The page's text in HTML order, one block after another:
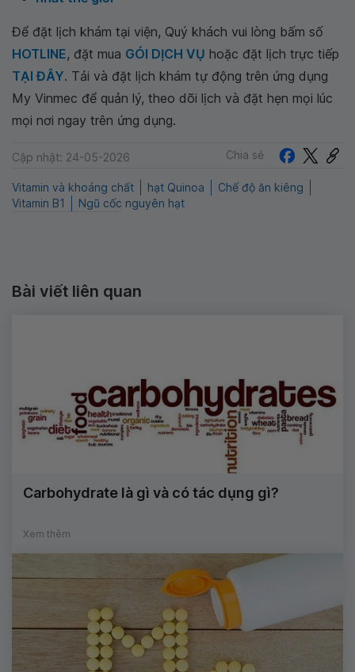
Để đặt lịch khám tại viện, Quý khách vui lòng bấm số
HOTLINE, đặt mua GÓI DỊCH VỤ hoặc đặt lịch trực tiếp
TẠI ĐÂY. Tải và đặt lịch khám tự động trên ứng dụng
My Vinmec để quản lý, theo dõi lịch và đặt hẹn mọi lúc
mọi nơi ngay trên ứng dụng.
Cập nhật: 24-05-2026 Chia sẻ
Vitamin và khoáng chất hạt Quinoa
Chế độ ăn kiêng
Vitamin B1
Ngũ cốc nguyên hạt
Bài viết liên quan
Carbohydrate là gì và có tác dụng gì?
Xem thêm